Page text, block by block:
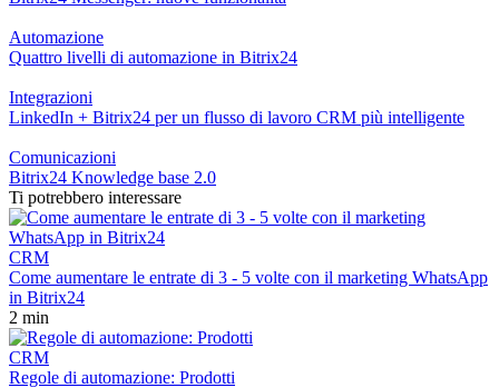
Automazione
Quattro livelli di automazione in Bitrix24
Integrazioni
LinkedIn + Bitrix24 per un flusso di lavoro CRM più intelligente
Comunicazioni
Bitrix24 Knowledge base 2.0
Ti potrebbero interessare
CRM
Come aumentare le entrate di 3 - 5 volte con il marketing WhatsApp
in Bitrix24
2 min
CRM
Regole di automazione: Prodotti